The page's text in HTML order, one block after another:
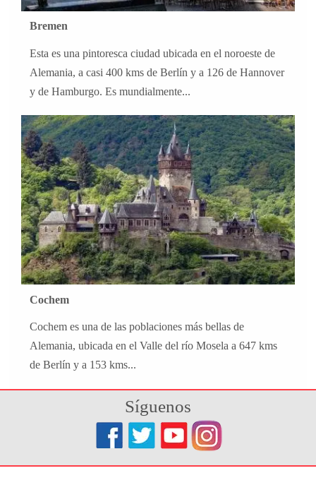
Bremen
Esta es una pintoresca ciudad ubicada en el noroeste de
Alemania, a casi 400 kms de Berlín y a 126 de Hannover
y de Hamburgo. Es mundialmente...
Cochem
Cochem es una de las poblaciones más bellas de
Alemania, ubicada en el Valle del río Mosela a 647 kms
de Berlín y a 153 kms...
Síguenos